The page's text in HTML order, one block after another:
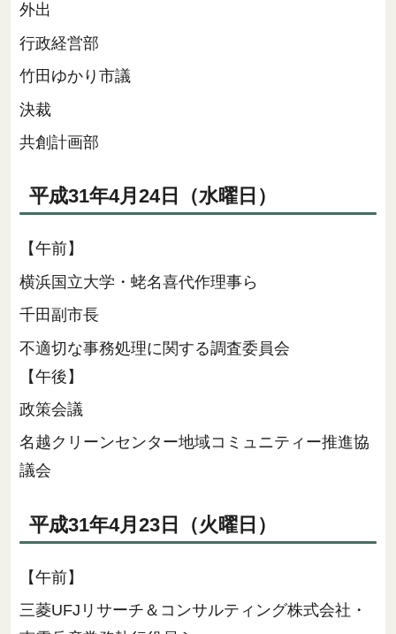
外出
行政経営部
竹田ゆかり市議
決裁
共創計画部
平成31年4月24日（水曜日）
【午前】
横浜国立大学・蛯名喜代作理事ら
千田副市長
不適切な事務処理に関する調査委員会
【午後】
政策会議
名越クリーンセンター地域コミュニティー推進協
議会
平成31年4月23日（火曜日）
【午前】
三菱UFJリサーチ＆コンサルティング株式会社・